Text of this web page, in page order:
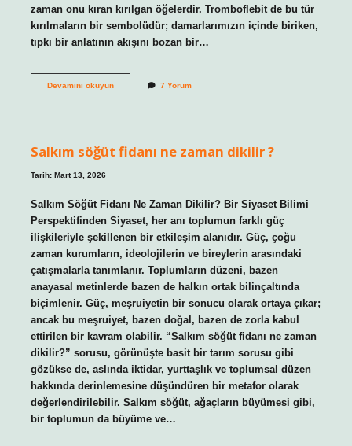
zaman onu kıran kırılgan öğelerdir. Tromboflebit de bu tür
kırılmaların bir sembolüdür; damarlarımızın içinde biriken,
tıpkı bir anlatının akışını bozan bir…
Devamını okuyunTromboflebit
nasıl
7 Yorum
Salkım söğüt fidanı ne zaman dikilir ?
Tarih: Mart 13, 2026
Salkım Söğüt Fidanı Ne Zaman Dikilir? Bir Siyaset Bilimi
Perspektifinden Siyaset, her anı toplumun farklı güç
ilişkileriyle şekillenen bir etkileşim alanıdır. Güç, çoğu
zaman kurumların, ideolojilerin ve bireylerin arasındaki
çatışmalarla tanımlanır. Toplumların düzeni, bazen
anayasal metinlerde bazen de halkın ortak bilinçaltında
biçimlenir. Güç, meşruiyetin bir sonucu olarak ortaya çıkar;
ancak bu meşruiyet, bazen doğal, bazen de zorla kabul
ettirilen bir kavram olabilir. “Salkım söğüt fidanı ne zaman
dikilir?” sorusu, görünüşte basit bir tarım sorusu gibi
gözükse de, aslında iktidar, yurttaşlık ve toplumsal düzen
hakkında derinlemesine düşündüren bir metafor olarak
değerlendirilebilir. Salkım söğüt, ağaçların büyümesi gibi,
bir toplumun da büyüme ve…